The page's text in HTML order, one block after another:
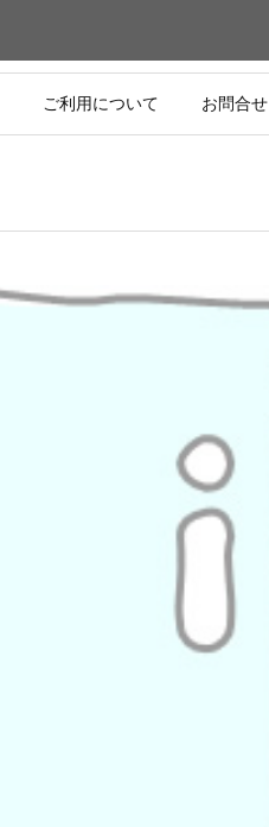
ご利用について お問合せ